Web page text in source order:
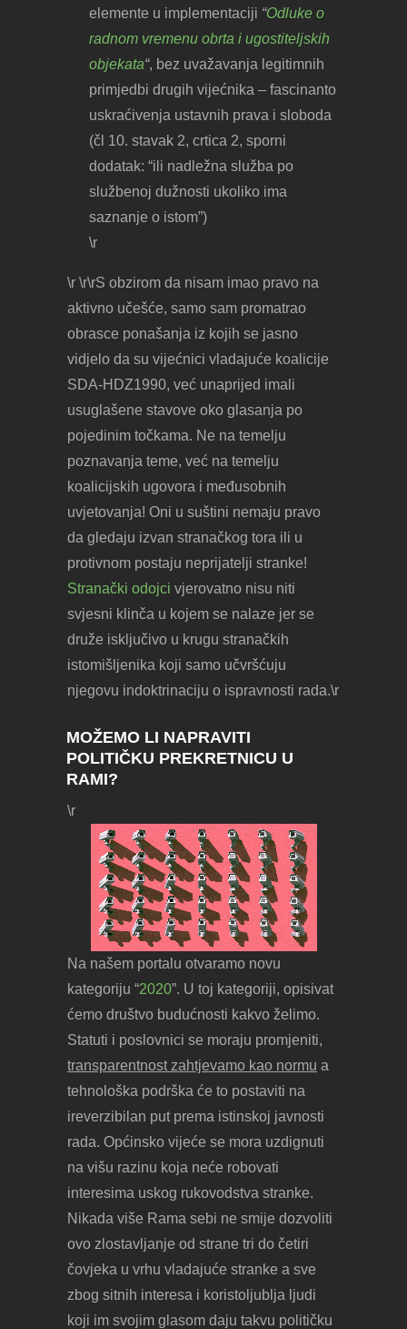
elemente u implementaciji “Odluke o
radnom vremenu obrta i ugostiteljskih
objekata“, bez uvažavanja legitimnih
primjedbi drugih vijećnika – fascinanto
uskraćivenja ustavnih prava i sloboda
(čl 10. stavak 2, crtica 2, sporni
dodatak: “ili nadležna služba po
službenoj dužnosti ukoliko ima
saznanje o istom”)
\r
\r \r\rS obzirom da nisam imao pravo na
aktivno učešće, samo sam promatrao
obrasce ponašanja iz kojih se jasno
vidjelo da su vijećnici vladajuće koalicije
SDA-HDZ1990, već unaprijed imali
usuglašene stavove oko glasanja po
pojedinim točkama. Ne na temelju
poznavanja teme, već na temelju
koalicijskih ugovora i međusobnih
uvjetovanja! Oni u suštini nemaju pravo
da gledaju izvan stranačkog tora ili u
protivnom postaju neprijatelji stranke!
Stranački odojci vjerovatno nisu niti
svjesni klinča u kojem se nalaze jer se
druže isključivo u krugu stranačkih
istomišljenika koji samo učvršćuju
njegovu indoktrinaciju o ispravnosti rada.\r
MOŽEMO LI NAPRAVITI
POLITIČKU PREKRETNICU U
RAMI?
\r
Na našem portalu otvaramo novu
kategoriju “2020”. U toj kategoriji, opisivat
ćemo društvo budućnosti kakvo želimo.
Statuti i poslovnici se moraju promjeniti,
transparentnost zahtjevamo kao normu a
tehnološka podrška će to postaviti na
ireverzibilan put prema istinskoj javnosti
rada. Općinsko vijeće se mora uzdignuti
na višu razinu koja neće robovati
interesima uskog rukovodstva stranke.
Nikada više Rama sebi ne smije dozvoliti
ovo zlostavljanje od strane tri do četiri
čovjeka u vrhu vladajuće stranke a sve
zbog sitnih interesa i koristoljublja ljudi
koji im svojim glasom daju takvu političku